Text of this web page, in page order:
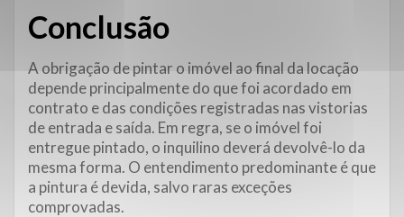
Conclusão
A obrigação de pintar o imóvel ao final da locação
depende principalmente do que foi acordado em
contrato e das condições registradas nas vistorias
de entrada e saída. Em regra, se o imóvel foi
entregue pintado, o inquilino deverá devolvê-lo da
mesma forma. O entendimento predominante é que
a pintura é devida, salvo raras exceções
comprovadas.